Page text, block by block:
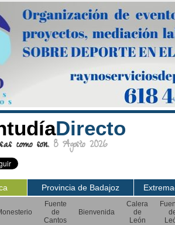
Directo
como son. 8 Agosto 2026
Provincia de Badajoz
Fuente
de
Cantos
Bienvenida
Calera
de
León